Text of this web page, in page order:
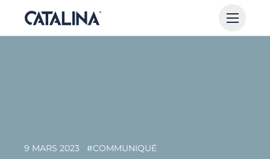
9 MARS 2023 #COMMUNIQUÉ